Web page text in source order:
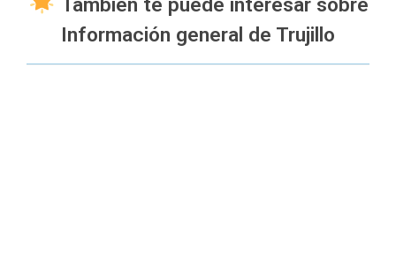
También te puede interesar sobre
Información general de Trujillo